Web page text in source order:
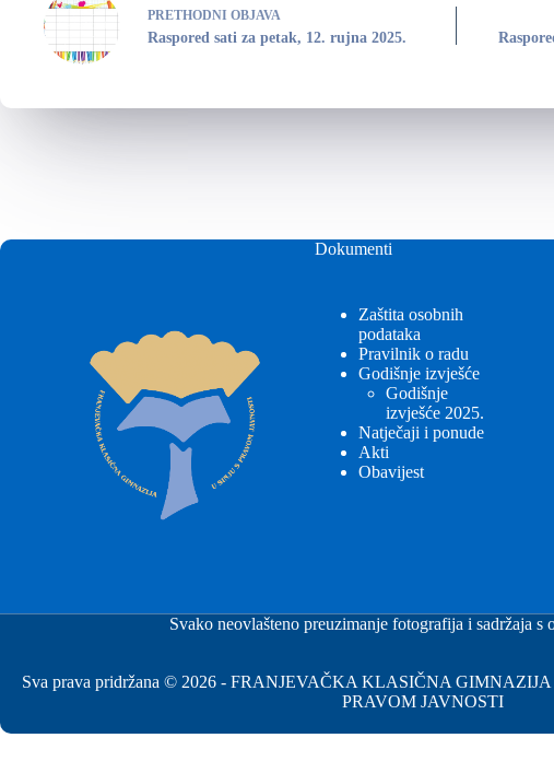
PRETHODNI OBJAVA
Raspored sati za petak, 12. rujna 2025.
Dokumenti
Zaštita osobnih
podataka
Pravilnik o radu
Godišnje izvješće
Godišnje
izvješće 2025.
Natječaji i ponude
Akti
Obavijest
Svako neovlašteno preuzimanje fotografija i sadržaja
Sva prava pridržana © 2026 - FRANJEVAČKA KLASIČNA
PRAVOM JAVNOSTI